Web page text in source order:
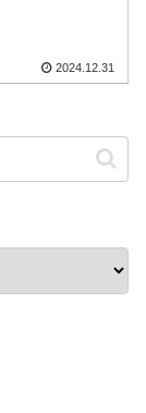
2024.12.31